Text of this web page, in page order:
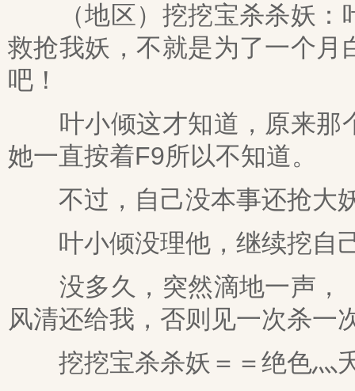
（地区）挖挖宝杀杀妖：
救抢我妖，不就是为了一个
吧！
叶小倾这才知道，原来那
她一直按着F9所以不知道。
不过，自己没本事还抢大
叶小倾没理他，继续挖自
没多久，突然滴地一声，
风清还给我，否则见一次杀一
挖挖宝杀杀妖＝＝绝色灬